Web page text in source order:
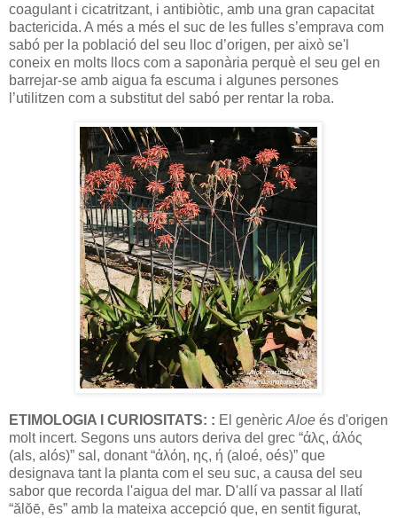
coagulant i cicatritzant, i antibiòtic, amb una gran capacitat
bactericida. A més a més el suc de les fulles s’emprava com
sabó per la població del seu lloc d’origen, per això se'l
coneix en molts llocs com a saponària perquè el seu gel en
barrejar-se amb aigua fa escuma i algunes persones
l’utilitzen com a substitut del sabó per rentar la roba.
ETIMOLOGIA I CURIOSITATS: : El genèricAloe és d'origen
molt incert. Segons uns autors deriva del grec “άλς, άλός
(als, alós)” sal, donant “άλόη, ης, ή (aloé, oés)” que
designava tant la planta com el seu suc, a causa del seu
sabor que recorda l'aigua del mar. D'allí va passar al llatí
“ălŏē, ēs” amb la mateixa accepció que, en sentit figurat,